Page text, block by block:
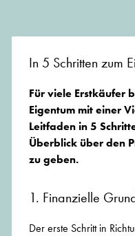
In 5 Schritten zum
Für viele Erstkäufer
Eigentum mit einer
Leitfaden in 5
Überblick über den
zu geben.
1. Finanzielle
Der erste Schritt in